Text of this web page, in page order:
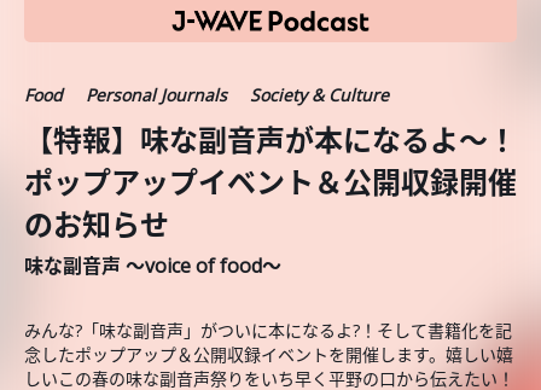
Food Personal Journals Society & Culture
【特報】味な副音声が本になるよ～！
ポップアップイベント＆公開収録開催
のお知らせ
味な副音声 ～voice of food～
みんな?「味な副音声」がついに本になるよ?！そして書籍化を記
念したポップアップ＆公開収録イベントを開催します。嬉しい嬉
しいこの春の味な副音声祭りをいち早く平野の口から伝えたい！